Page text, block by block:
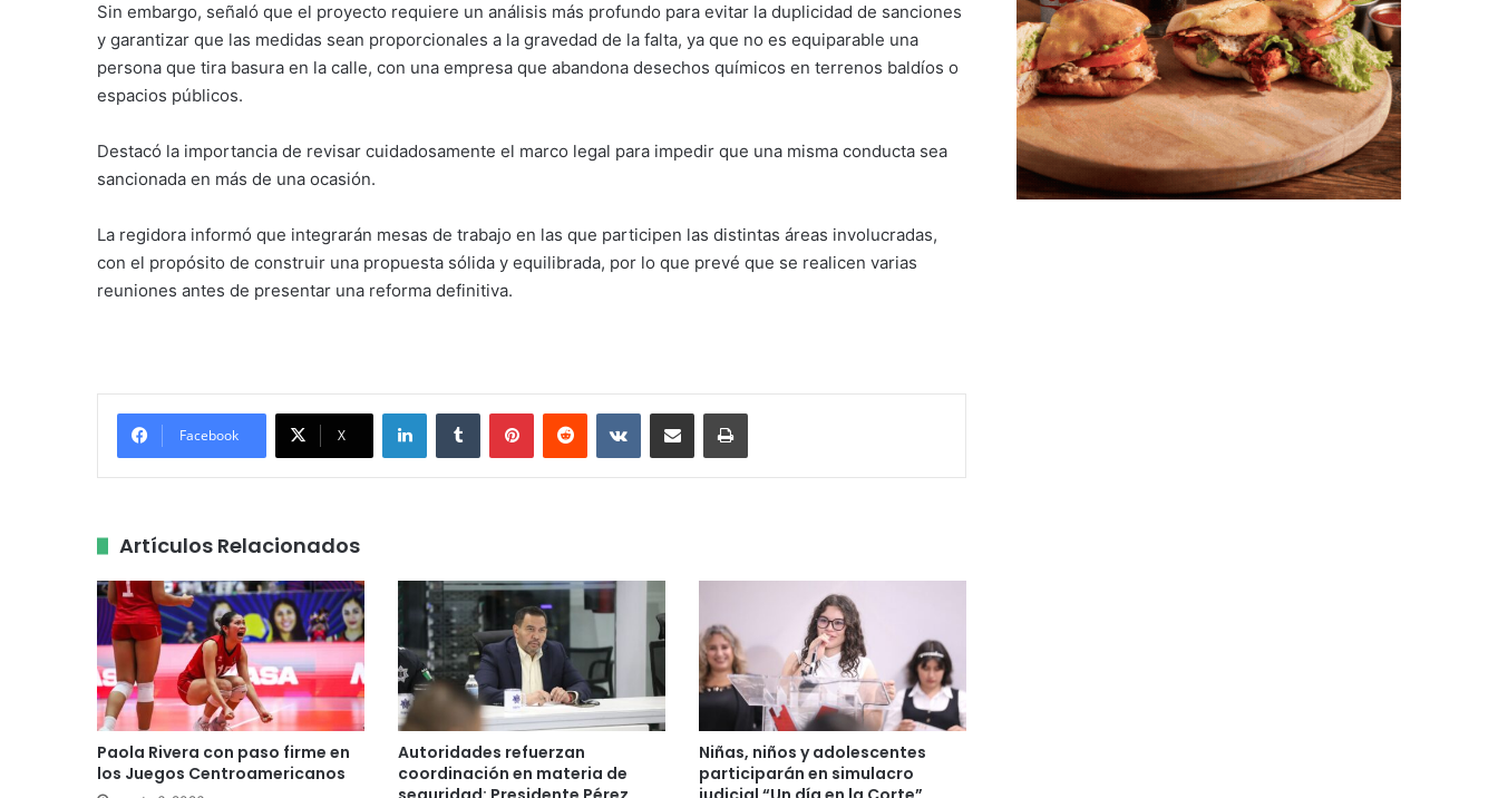
Sin embargo, señaló que el proyecto requiere un análisis más profundo para evitar la duplicidad de sanciones
y garantizar que las medidas sean proporcionales a la gravedad de la falta, ya que no es equiparable una
persona que tira basura en la calle, con una empresa que abandona desechos químicos en terrenos baldíos o
espacios públicos.
Destacó la importancia de revisar cuidadosamente el marco legal para impedir que una misma conducta sea
sancionada en más de una ocasión.
La regidora informó que integrarán mesas de trabajo en las que participen las distintas áreas involucradas,
con el propósito de construir una propuesta sólida y equilibrada, por lo que prevé que se realicen varias
reuniones antes de presentar una reforma definitiva.
Facebook X
LinkedInTumblr PinterestReddit VKontakteShare via Email Print
Artículos Relacionados
Paola Rivera con paso firme en
los Juegos Centroamericanos
Autoridades refuerzan
coordinación en materia de
Niñas, niños y adolescentes
participarán en simulacro